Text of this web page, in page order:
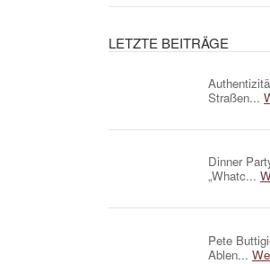
LETZTE BEITRÄGE
Straßen...
Dinner
„Whatc...
Pete
Ablen...